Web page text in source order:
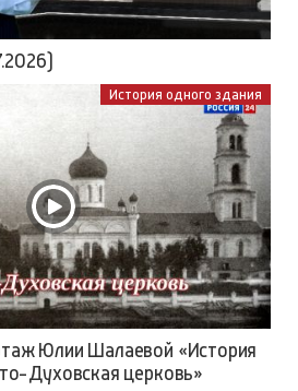
История одного здания
Юлии Шалаевой «История
Духовская церковь»